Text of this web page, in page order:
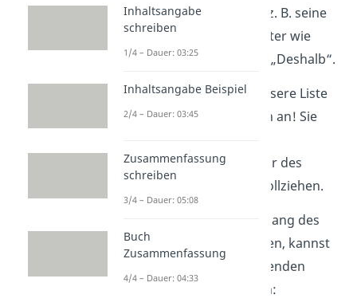
markiert der Autor z. B. seine
Struktur durch Wörter wie
„Dagegen“, „Aber“, „Deshalb“.
Tipp:Schau dir auch unsere Liste
mit den Argumenttypen an! Sie
Argumentationsstruktur des
Autors besser nachzuvollziehen.
Um den Gedankengang des
Autors zu erschließen, kannst
du dich an den folgenden
Punkten orientieren:
Inhaltsangabe
schreiben
1/4 – Dauer: 03:25
Inhaltsangabe Beispiel
2/4 – Dauer: 03:45
Zusammenfassung
schreiben
3/4 – Dauer: 05:08
Buch
Zusammenfassung
4/4 – Dauer: 04:33